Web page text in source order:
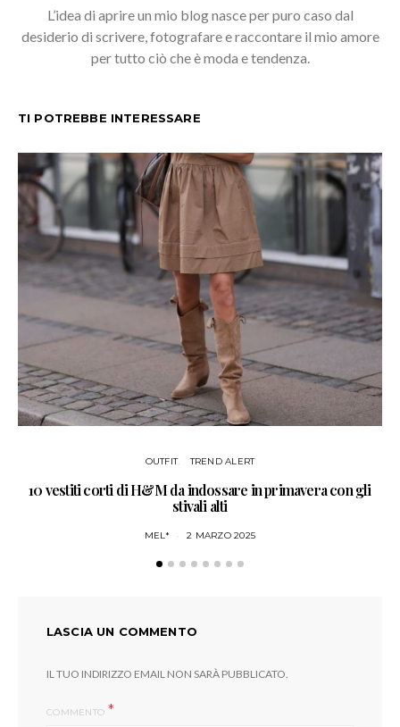
L’idea di aprire un mio blog nasce per puro caso dal
desiderio di scrivere, fotografare e raccontare il mio amore
per tutto ciò che è moda e tendenza.
TI POTREBBE INTERESSARE
OUTFIT TREND ALERT
10 vestiti corti di H&M da indossare in primavera con gli
stivali alti
MEL* 2 MARZO 2025
LASCIA UN COMMENTO
IL TUO INDIRIZZO EMAIL NON SARÀ PUBBLICATO.
COMMENTO